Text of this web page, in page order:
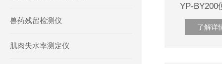
兽药残留检测仪
肌肉失水率测定仪
YP-BY200
了解详